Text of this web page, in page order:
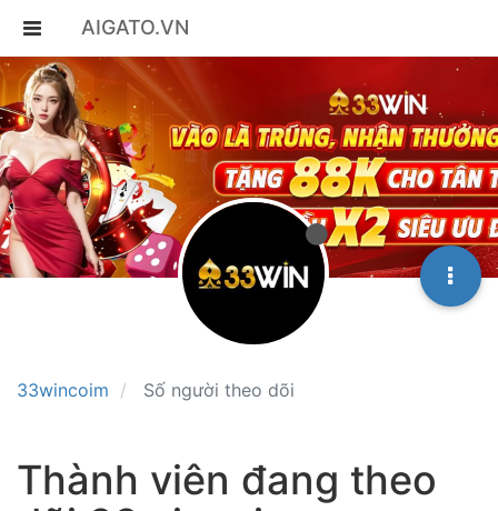
AIGATO.VN
33wincoim Số người theo dõi
Thành viên đang theo